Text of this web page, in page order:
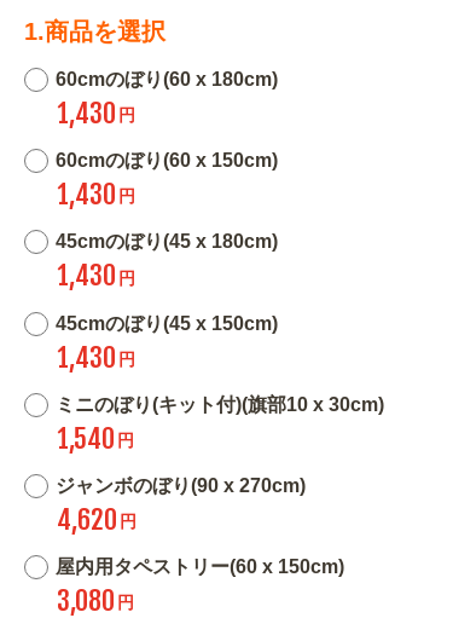
1.商品を選択
60cmのぼり(60 x 180cm)
1,430 円
60cmのぼり(60 x 150cm)
1,430 円
45cmのぼり(45 x 180cm)
1,430 円
45cmのぼり(45 x 150cm)
1,430 円
ミニのぼり(キット付)(旗部10 x 30cm)
1,540 円
ジャンボのぼり(90 x 270cm)
4,620 円
屋内用タペストリー(60 x 150cm)
3,080 円